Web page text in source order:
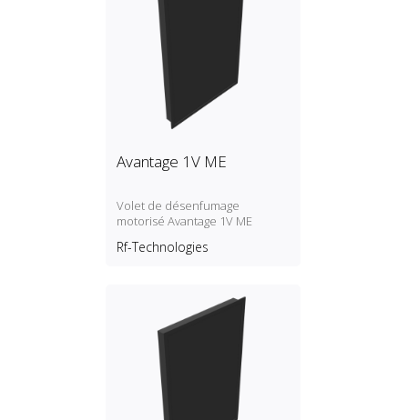
Avantage 1V ME
Volet de désenfumage
motorisé Avantage 1V ME
Rf-Technologies